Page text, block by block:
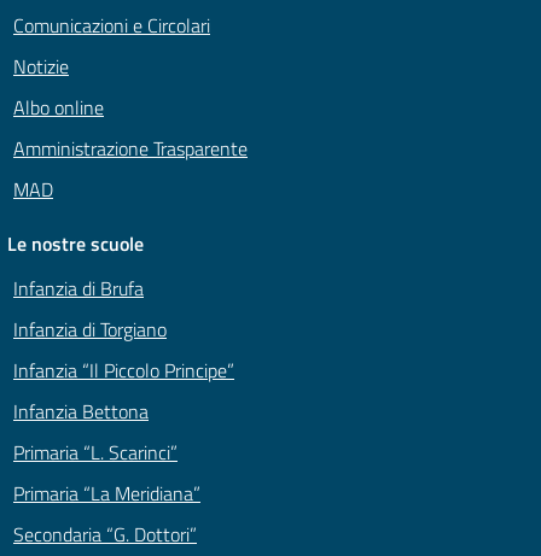
Comunicazioni e Circolari
Notizie
Albo online
Amministrazione Trasparente
MAD
Le nostre scuole
Infanzia di Brufa
Infanzia di Torgiano
Infanzia “Il Piccolo Principe”
Infanzia Bettona
Primaria “L. Scarinci”
Primaria “La Meridiana”
Secondaria “G. Dottori”